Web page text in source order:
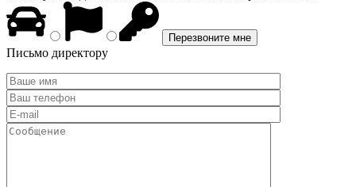
Письмо директору